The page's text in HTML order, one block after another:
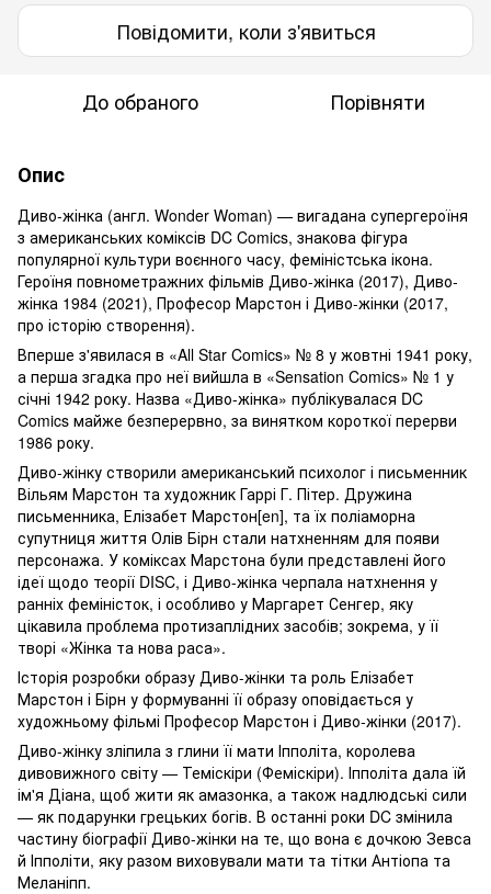
Повідомити, коли з'явиться
До обраного Порівняти
Опис
Диво-жінка (англ. Wonder Woman) — вигадана супергероїня
з американських коміксів DC Comics, знакова фігура
популярної культури воєнного часу, феміністська ікона.
Героїня повнометражних фільмів Диво-жінка (2017), Диво-
жінка 1984 (2021), Професор Марстон і Диво-жінки (2017,
про історію створення).
Вперше з'явилася в «All Star Comics» № 8 у жовтні 1941 року,
а перша згадка про неї вийшла в «Sensation Comics» № 1 у
січні 1942 року. Назва «Диво-жінка» публікувалася DC
Comics майже безперервно, за винятком короткої перерви
1986 року.
Диво-жінку створили американський психолог і письменник
Вільям Марстон та художник Гаррі Г. Пітер. Дружина
письменника, Елізабет Марстон[en], та їх поліаморна
супутниця життя Олів Бірн стали натхненням для появи
персонажа. У коміксах Марстона були представлені його
ідеї щодо теорії DISC, і Диво-жінка черпала натхнення у
ранніх феміністок, і особливо у Маргарет Сенгер, яку
цікавила проблема протизаплідних засобів; зокрема, у її
творі «Жінка та нова раса».
Історія розробки образу Диво-жінки та роль Елізабет
Марстон і Бірн у формуванні її образу оповідається у
художньому фільмі Професор Марстон і Диво-жінки (2017).
Диво-жінку зліпила з глини її мати Іпполіта, королева
дивовижного світу — Теміскіри (Феміскіри). Іпполіта дала їй
ім'я Діана, щоб жити як амазонка, а також надлюдські сили
— як подарунки грецьких богів. В останні роки DC змінила
частину біографії Диво-жінки на те, що вона є дочкою Зевса
й Іпполіти, яку разом виховували мати та тітки Антіопа та
Меланіпп.